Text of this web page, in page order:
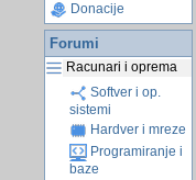
Donacije
Forumi
Racunari i oprema
Softver i op.
sistemi
Hardver i mreze
Programiranje i
baze